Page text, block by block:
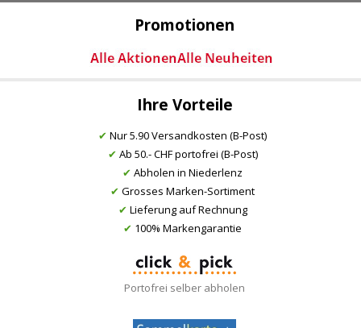
Promotionen
Ihre Vorteile
✔ Nur 5.90 Versandkosten (B-Post)
✔ Ab 50.- CHF portofrei (B-Post)
✔ Abholen in Niederlenz
✔ Grosses Marken-Sortiment
✔ Lieferung auf Rechnung
✔ 100% Markengarantie
Portofrei selber abholen